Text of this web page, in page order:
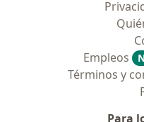
Empleos
Términos y
Para